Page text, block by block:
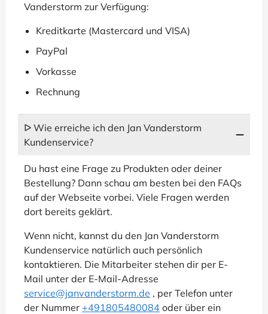
Vanderstorm zur Verfügung:
Kreditkarte (Mastercard und VISA)
PayPal
Vorkasse
Rechnung
ᐅ Wie erreiche ich den Jan Vanderstorm
Kundenservice?
Du hast eine Frage zu Produkten oder deiner
Bestellung? Dann schau am besten bei den FAQs
auf der Webseite vorbei. Viele Fragen werden
dort bereits geklärt.
Wenn nicht, kannst du den Jan Vanderstorm
Kundenservice natürlich auch persönlich
kontaktieren. Die Mitarbeiter stehen dir per E-
Mail unter der E-Mail-Adresse
service@janvanderstorm.de , per Telefon unter
der Nummer +491805480084 oder über ein